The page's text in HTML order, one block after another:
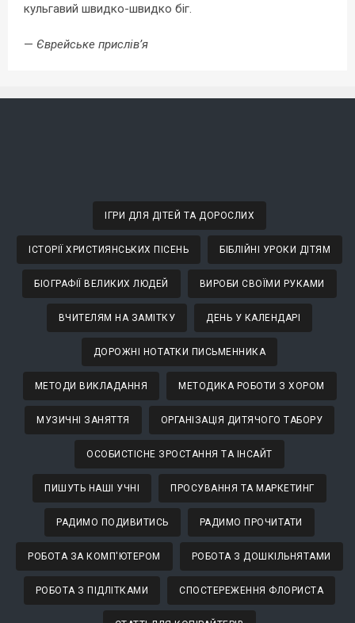
кульгавий швидко-швидко біг.
— Єврейське прислів’я
ІГРИ ДЛЯ ДІТЕЙ ТА ДОРОСЛИХ
ІСТОРІЇ ХРИСТИЯНСЬКИХ ПІСЕНЬ БІБЛІЙНІ УРОКИ ДІТЯМ
БІОГРАФІЇ ВЕЛИКИХ ЛЮДЕЙ ВИРОБИ СВОЇМИ РУКАМИ
ВЧИТЕЛЯМ НА ЗАМІТКУ ДЕНЬ У КАЛЕНДАРІ
ДОРОЖНІ НОТАТКИ ПИСЬМЕННИКА
МЕТОДИ ВИКЛАДАННЯ МЕТОДИКА РОБОТИ З ХОРОМ
МУЗИЧНІ ЗАНЯТТЯ ОРГАНІЗАЦІЯ ДИТЯЧОГО ТАБОРУ
ОСОБИСТІСНЕ ЗРОСТАННЯ ТА ІНСАЙТ
ПИШУТЬ НАШІ УЧНІ ПРОСУВАННЯ ТА МАРКЕТИНГ
РАДИМО ПОДИВИТИСЬ РАДИМО ПРОЧИТАТИ
РОБОТА ЗА КОМП'ЮТЕРОМ РОБОТА З ДОШКІЛЬНЯТАМИ
РОБОТА З ПІДЛІТКАМИ СПОСТЕРЕЖЕННЯ ФЛОРИСТА